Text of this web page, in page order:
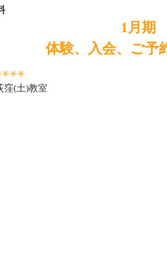
1月期
体験、入会、ご予
窪(土)教室